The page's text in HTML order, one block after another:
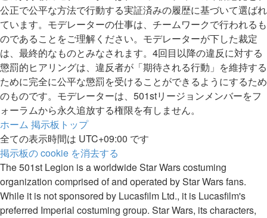
公正で公平な方法で行動する実証済みの履歴に基づいて選ばれ
ています。モデレーターの仕事は、チームワークで行われるも
のであることをご理解ください。モデレーターが下した裁定
は、最終的なものとみなされます。4回目以降の違反に対する
懲罰的ヒアリングは、違反者が「期待される行動」を維持する
ために完全に公平な懲罰を受けることができるようにするため
のものです。モデレーターは、501stリージョンメンバーをフ
ォーラムから永久追放する権限を有しません。
ホーム 掲示板トップ
全ての表示時間は UTC+09:00 です
掲示板の cookie を消去する
The 501st Legion is a worldwide Star Wars costuming
organization comprised of and operated by Star Wars fans.
While it is not sponsored by Lucasfilm Ltd., it is Lucasfilm's
preferred Imperial costuming group. Star Wars, its characters,